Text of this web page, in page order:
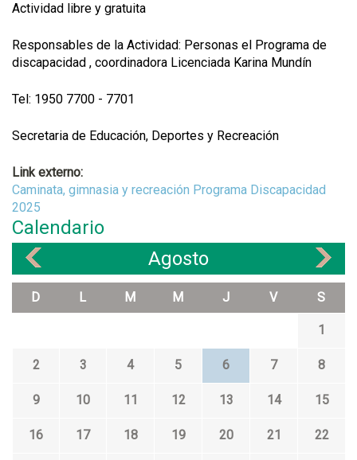
Actividad libre y gratuita
Responsables de la Actividad: Personas el Programa de
discapacidad , coordinadora Licenciada Karina Mundín
Tel: 1950 7700 - 7701
Secretaria de Educación, Deportes y Recreación
Link externo:
Caminata, gimnasia y recreación Programa Discapacidad
2025
Calendario
Agosto
D L M M J V S
1
2 3 4 5 6 7 8
9 10 11 12 13 14 15
16 17 18 19 20 21 22